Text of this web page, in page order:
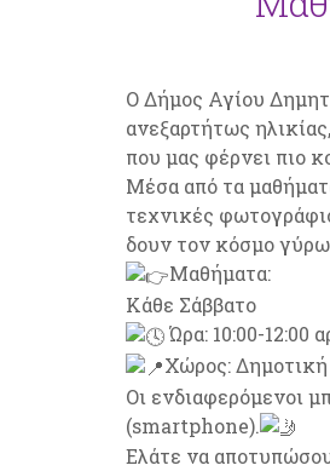
Ο Δήμος Αγίου
ανεξαρτήτως
που μας φέρνει πιο
Μέσα από τα
τεχνικές
δουν τον κόσμο γύρω
Μαθήματα:
Κάθε Σάββατο
Ώρα: 10:00-12:00
Χώρος: Δημοτική
Οι ενδιαφερόμενοι
(smartphone).
Ελάτε να